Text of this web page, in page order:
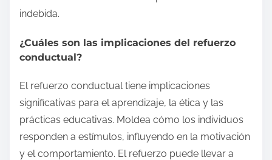
indebida.
¿Cuáles son las implicaciones del refuerzo
conductual?
El refuerzo conductual tiene implicaciones
significativas para el aprendizaje, la ética y las
prácticas educativas. Moldea cómo los individuos
responden a estímulos, influyendo en la motivación
y el comportamiento. El refuerzo puede llevar a